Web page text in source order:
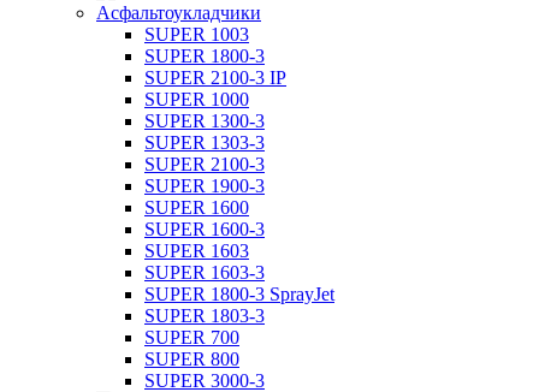
Асфальтоукладчики
SUPER 1003
SUPER 1800-3
SUPER 2100-3 IP
SUPER 1000
SUPER 1300-3
SUPER 1303-3
SUPER 2100-3
SUPER 1900-3
SUPER 1600
SUPER 1600-3
SUPER 1603
SUPER 1603-3
SUPER 1800-3 SprayJet
SUPER 1803-3
SUPER 700
SUPER 800
SUPER 3000-3